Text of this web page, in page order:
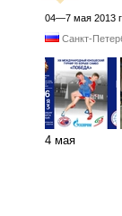
04—7 мая 2013
Санкт-
4 мая